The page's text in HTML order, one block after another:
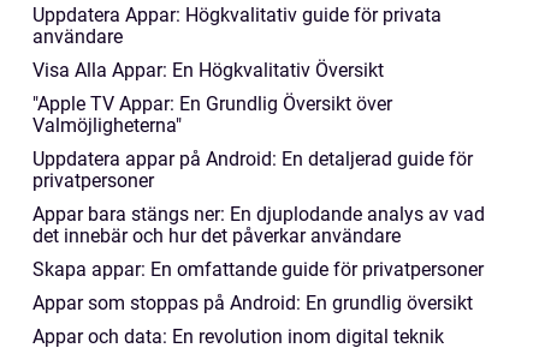
Uppdatera Appar: Högkvalitativ guide för privata
användare
Visa Alla Appar: En Högkvalitativ Översikt
"Apple TV Appar: En Grundlig Översikt över
Valmöjligheterna"
Uppdatera appar på Android: En detaljerad guide för
privatpersoner
Appar bara stängs ner: En djuplodande analys av vad
det innebär och hur det påverkar användare
Skapa appar: En omfattande guide för privatpersoner
Appar som stoppas på Android: En grundlig översikt
Appar och data: En revolution inom digital teknik